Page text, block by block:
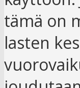
tämä on
lasten